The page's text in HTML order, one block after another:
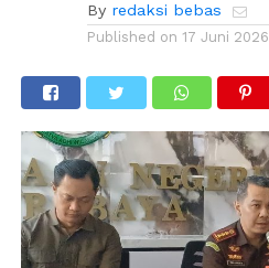
By redaksi bebas
Published on 17 Juni 2026